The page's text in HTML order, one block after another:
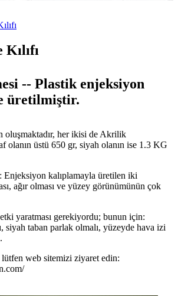
-- Plastik enjeksiyon
üretilmiştir.
oluşmaktadır, her ikisi de Akrilik
olanın üstü 650 gr, siyah olanın ise 1.3 KG
kalıplamayla üretilen iki
ağır olması ve yüzey görünümünün çok
yaratması gerekiyordu; bunun için:
siyah taban parlak olmalı, yüzeyde hava izi
web sitemizi ziyaret edin: